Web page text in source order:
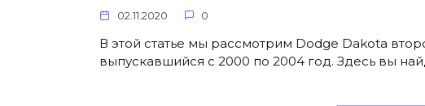
02.11.2020 0
В этой статье мы рассмотрим Dodge Dakota
выпускавшийся с 2000 по 2004 год. Здесь вы